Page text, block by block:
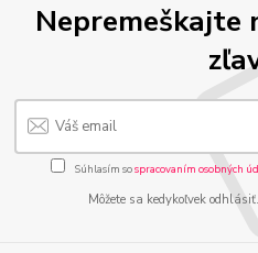
Nepremeškajte
Súhlasím sospracovaním osobných
Môžete sa kedykoľvek